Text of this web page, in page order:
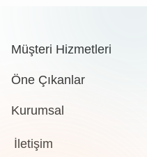
Müşteri Hizmetleri
Öne Çıkanlar
Kurumsal
İletişim